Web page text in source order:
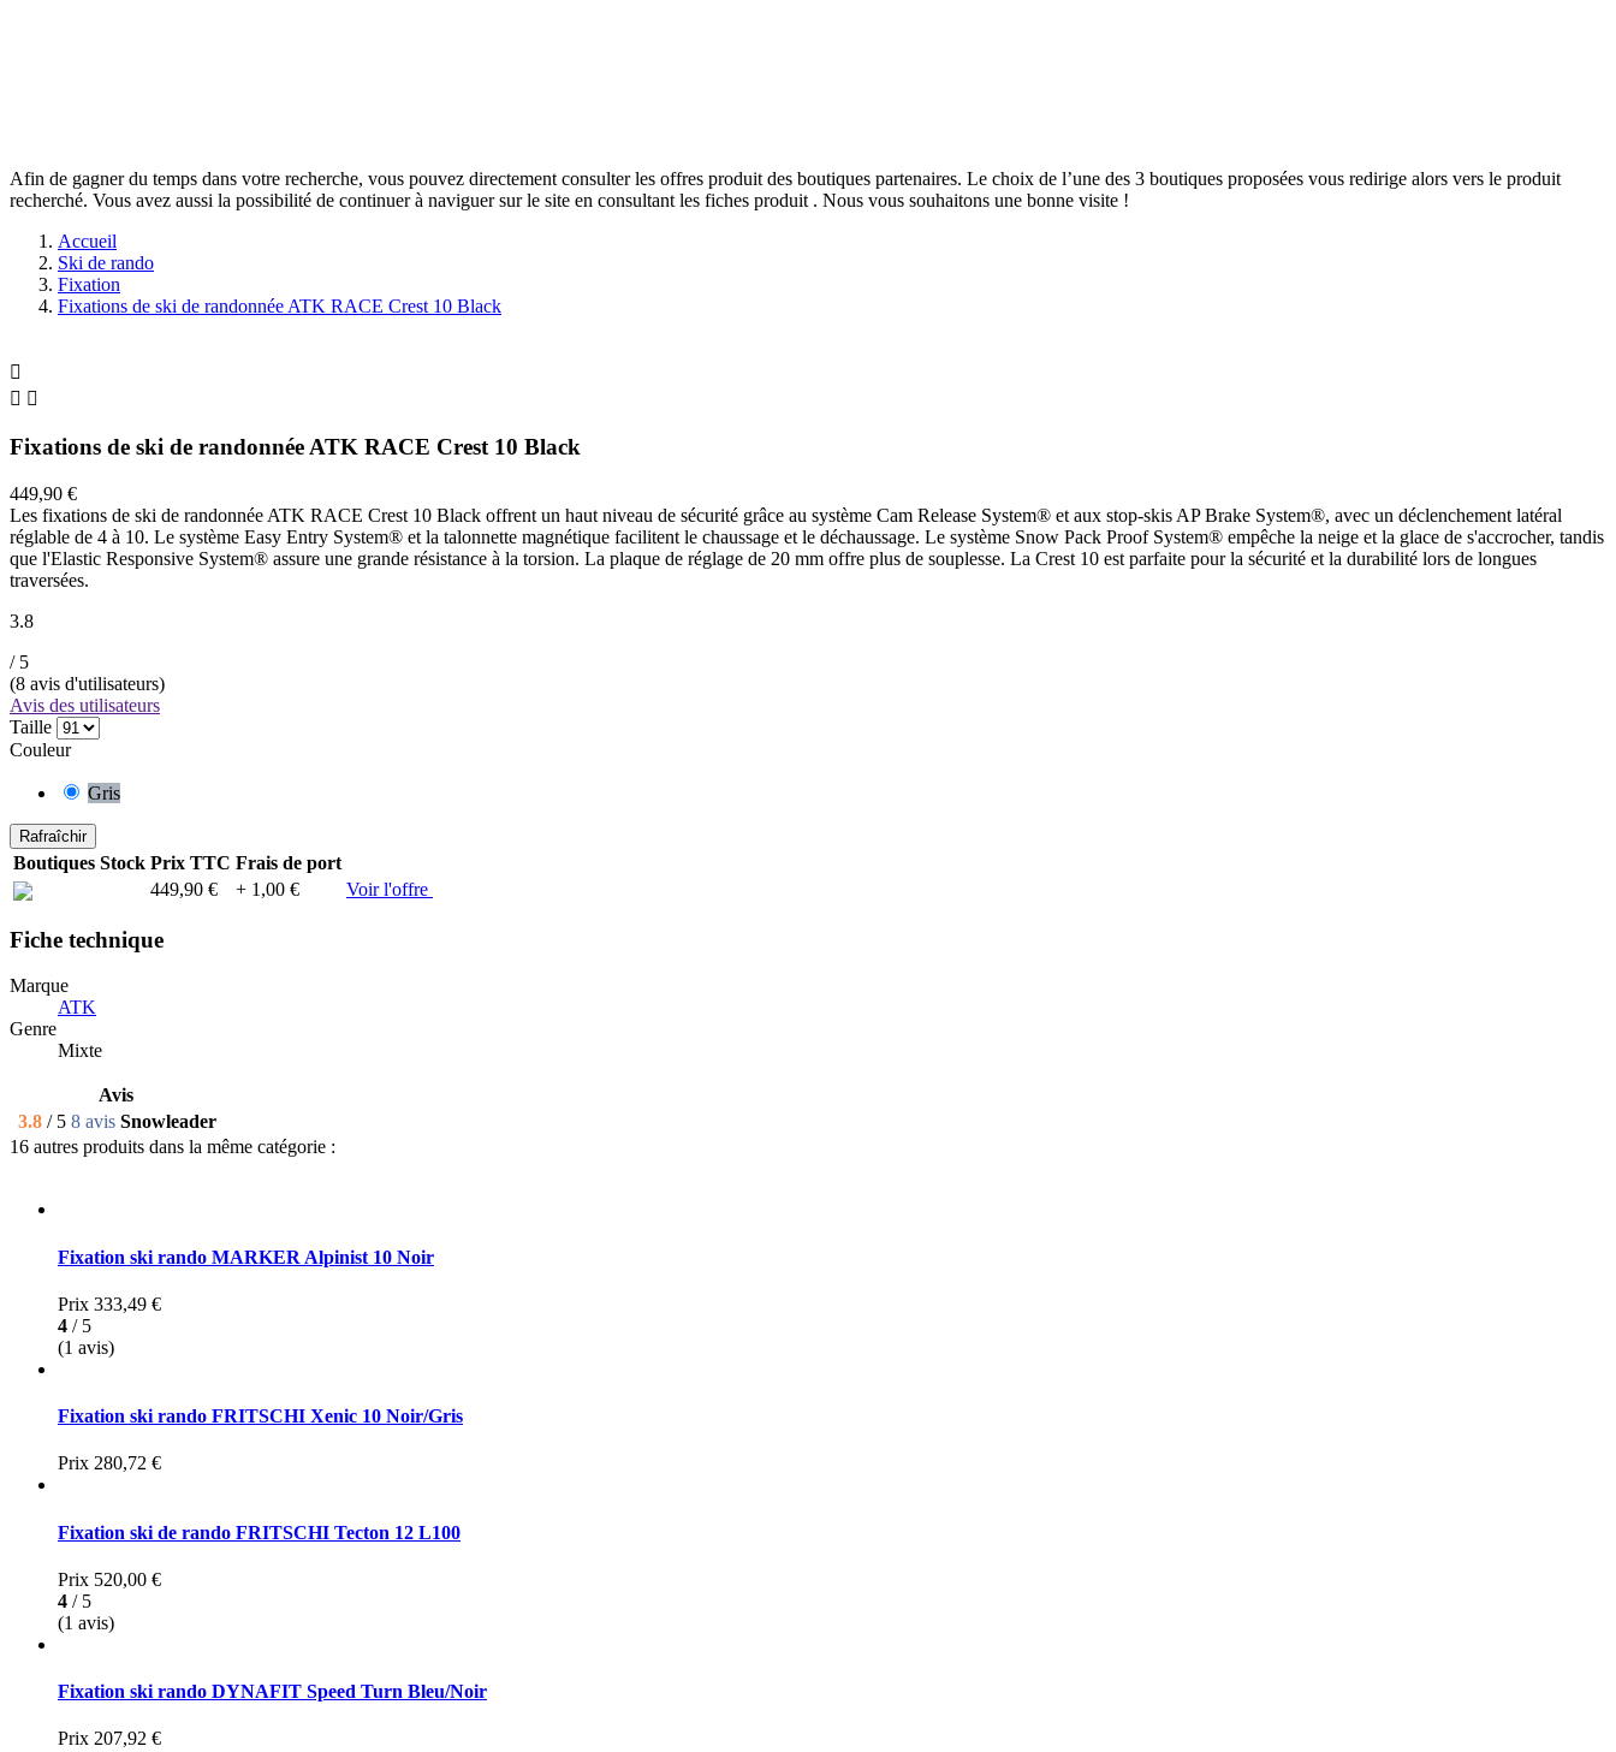
Afin de gagner du temps dans votre recherche, vous pouvez directement consulter les offres produit des boutiques partenaires. Le choix de l’une des 3 boutiques proposées vous redirige alors vers le produit
recherché. Vous avez aussi la possibilité de continuer à naviguer sur le site en consultant les fiches produit . Nous vous souhaitons une bonne visite !
Accueil
Ski de rando
Fixation
Fixations de ski de randonnée ATK RACE Crest 10 Black

 
Fixations de ski de randonnée ATK RACE Crest 10 Black
449,90 €
Les fixations de ski de randonnée ATK RACE Crest 10 Black offrent un haut niveau de sécurité grâce au système Cam Release System® et aux stop-skis AP Brake System®, avec un déclenchement latéral
réglable de 4 à 10. Le système Easy Entry System® et la talonnette magnétique facilitent le chaussage et le déchaussage. Le système Snow Pack Proof System® empêche la neige et la glace de s'accrocher, tandis
que l'Elastic Responsive System® assure une grande résistance à la torsion. La plaque de réglage de 20 mm offre plus de souplesse. La Crest 10 est parfaite pour la sécurité et la durabilité lors de longues
traversées.
3.8
/ 5
(8 avis d'utilisateurs)
Avis des utilisateurs
Taille
Couleur
Gris
Boutiques Stock Prix TTC Frais de port
449,90 €
+ 1,00 € Voir l'offre
Fiche technique
Marque
ATK
Genre
Mixte
Avis
3.8 / 5 8 avis Snowleader
16 autres produits dans la même catégorie :
Fixation ski rando MARKER Alpinist 10 Noir
Prix 333,49 €
4 / 5
(1 avis)
Fixation ski rando FRITSCHI Xenic 10 Noir/Gris
Prix 280,72 €
Fixation ski de rando FRITSCHI Tecton 12 L100
Prix 520,00 €
4 / 5
(1 avis)
Fixation ski rando DYNAFIT Speed Turn Bleu/Noir
Prix 207,92 €